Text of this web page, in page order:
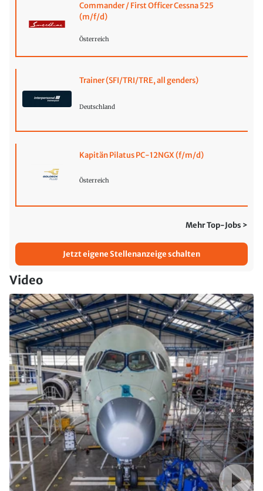
Commander / First Officer Cessna 525
(m/f/d)
Österreich
Trainer (SFI/TRI/TRE, all genders)
Deutschland
Kapitän Pilatus PC-12NGX (f/m/d)
Österreich
Mehr Top-Jobs >
Jetzt eigene Stellenanzeige schalten
Video